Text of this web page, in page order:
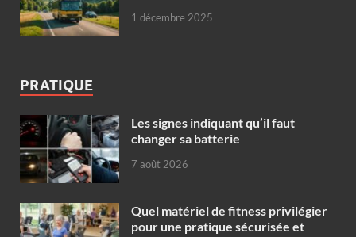
1 décembre 2025
PRATIQUE
Les signes indiquant qu’il faut
changer sa batterie
7 août 2026
Quel matériel de fitness privilégier
pour une pratique sécurisée et